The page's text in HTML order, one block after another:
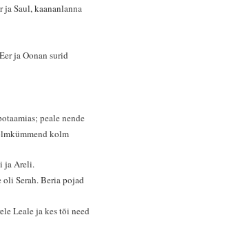
ja Saul, kaananlanna
ja Oonan surid
peale nende
kolm
ja Areli.
Serah. Beria pojad
Leale ja kes tõi need